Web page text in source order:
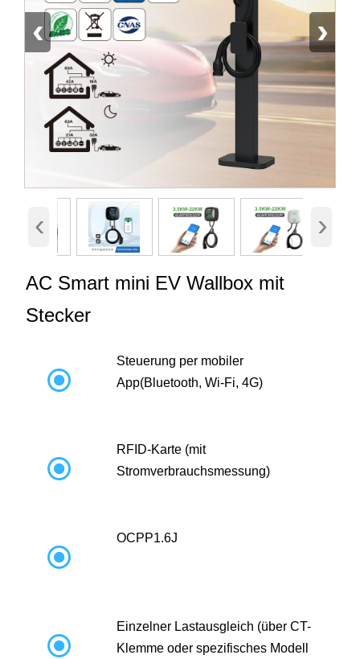
‹ ›
‹ ›
AC Smart mini EV Wallbox mit
Stecker

Steuerung per mobiler
App(Bluetooth, Wi-Fi, 4G)

RFID-Karte (mit
Stromverbrauchsmessung)

OCPP1.6J

Einzelner Lastausgleich (über CT-
Klemme oder spezifisches Modell